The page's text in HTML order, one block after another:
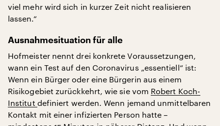
viel mehr wird sich in kurzer Zeit nicht realisieren
lassen.“
Ausnahmesituation für alle
Hofmeister nennt drei konkrete Voraussetzungen,
wann ein Test auf den Coronavirus „essentiell“ ist:
Wenn ein Bürger oder eine Bürgerin aus einem
Risikogebiet zurückkehrt, wie sie vom Robert Koch-
Institut definiert werden. Wenn jemand unmittelbaren
Kontakt mit einer infizierten Person hatte –